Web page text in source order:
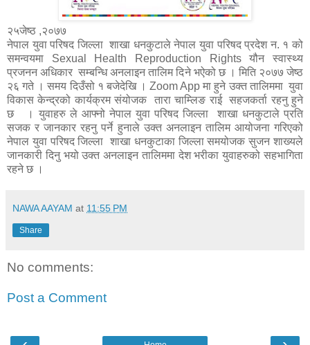
२५जेष्ठ ,२०७७
नेपाल युवा परिषद जिल्ला शाखा धनकुटाले नेपाल युवा परिषद प्रदेश न. १ को
समन्वयमा Sexual Health Reproduction Rights यौन स्वास्थ्य
प्रजनन अधिकार सम्बन्धि अनलाइन तालिम दिने भऐको छ । मिति २०७७ जेष्ठ
२६ गते । समय दिउँसो १ बजेदेखि । Zoom App मा हुने उक्त तालिममा युवा
विकास केन्द्रको कार्यक्रम संयोजक तारा चाम्लिङ राई सहजकर्ता रहनु हुने
छ । युवाहरु ले आफ्नो नेपाल युवा परिषद जिल्ला शाखा धनकुटाले प्रति
सजक र जानकार रहनु पर्ने हुनाले उक्त अनलाइन तालिम आयोजना गरिएको
नेपाल युवा परिषद जिल्ला शाखा धनकुटाका जिल्ला समयोजक सुजन शाख्यले
जानकारी दिनु भयो उक्त अनलाइन तालिममा देश भरीका युवाहरुको सहभागिता
रहने छ ।
NAWA AAYAM at 11:55 PM
Share
No comments:
Post a Comment